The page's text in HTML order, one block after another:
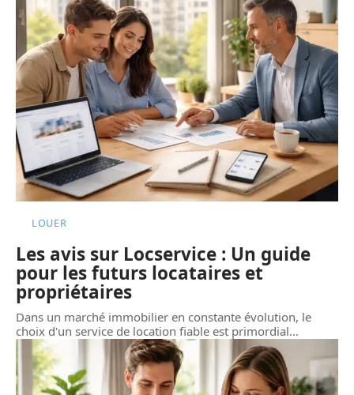
LOUER
Les avis sur Locservice : Un guide
pour les futurs locataires et
propriétaires
Dans un marché immobilier en constante évolution, le
choix d'un service de location fiable est primordial…